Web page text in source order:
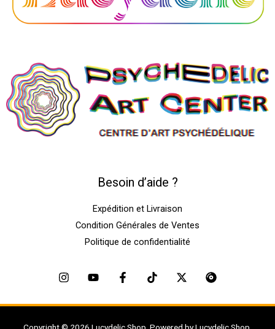
Besoin d’aide ?
Expédition et Livraison
Condition Générales de Ventes
Politique de confidentialité